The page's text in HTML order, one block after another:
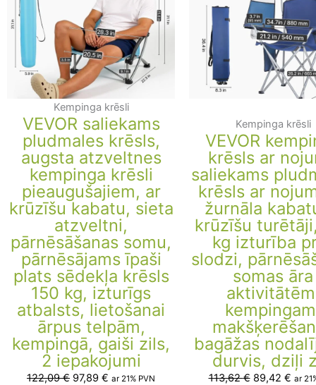
Kempinga krēsli
VEVOR saliekams
pludmales krēsls,
augsta atzveltnes
kempinga krēsli
pieaugušajiem, ar
krūzīšu kabatu, sieta
atzveltni,
pārnēsāšanas somu,
pārnēsājams īpaši
plats sēdekļa krēsls
150 kg, izturīgs
atbalsts, lietošanai
ārpus telpām,
kempingā, gaiši zils,
2 iepakojumi
122,09€ 97,89 € ar 21% PVN
Kempinga krēsli
VEVOR
krēsls ar
saliekams
krēsls ar
žurnāla
krūzīšu
kg izturība
slodzi,
somas āra
bagāžas
durvis, dziļi
113,62€ 89,42 € ar